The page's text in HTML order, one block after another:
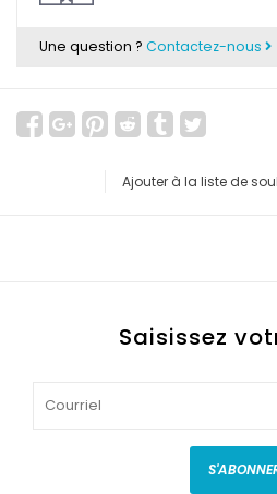
Une question ? Contactez-nous
Ajouter à la liste de
Saisissez